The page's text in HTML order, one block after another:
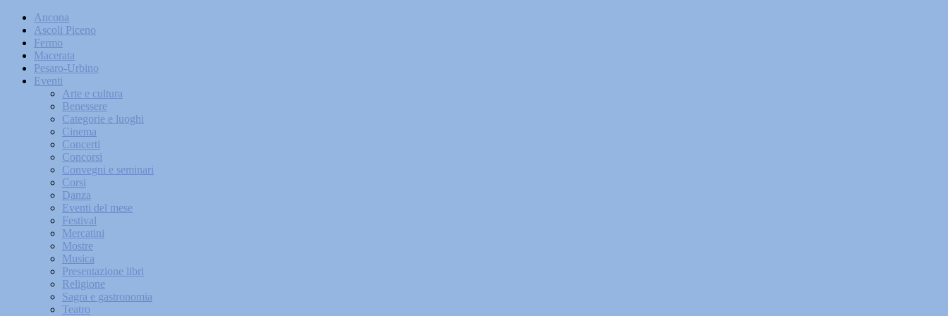
Ancona
Ascoli Piceno
Fermo
Macerata
Pesaro-Urbino
Eventi
Arte e cultura
Benessere
Categorie e luoghi
Cinema
Concerti
Concorsi
Convegni e seminari
Corsi
Danza
Eventi del mese
Festival
Mercatini
Mostre
Musica
Presentazione libri
Religione
Sagra e gastronomia
Teatro